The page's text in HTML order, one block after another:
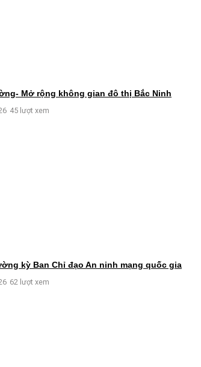
Mở rộng không gian đô thị Bắc Ninh
45 lượt xem
kỳ Ban Chỉ đạo An ninh mạng quốc gia
62 lượt xem